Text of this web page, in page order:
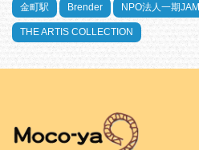
金町駅 Brender NPO法人一期JAM
THE ARTIS COLLECTION